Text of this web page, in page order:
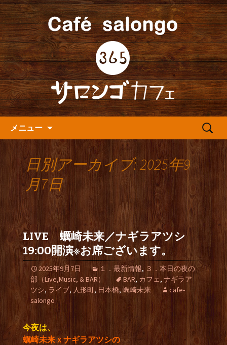
人形町の『365(サロンゴ)カフ
ェ』よりお知らせ
人形町の音楽カフェ『365カフェ』より
最新情報をお届けします。
メニュー
検
日別アーカイブ: 2025年9
月7日
LIVE 蠣崎未来／ナギラアツシ
19:00開演※お席ございます。
2025年9月7日 １．最新情報, ３．本日の夜の
部（Live,Music, & BAR）
BAR, カフェ, ナギラア
ツシ, ライブ, 人形町, 日本橋,蠣崎未来
cafe-
salongo
今夜は、
蠣崎未来ｘナギラアツシの